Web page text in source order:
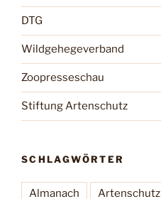
DTG
Wildgehegeverband
Zoopresseschau
Stiftung Artenschutz
SCHLAGWÖRTER
Almanach Artenschutz